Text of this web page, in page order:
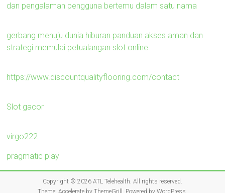
dan pengalaman pengguna bertemu dalam satu nama
gerbang menuju dunia hiburan panduan akses aman dan
strategi memulai petualangan slot online
https://www.discountqualityflooring.com/contact
Slot gacor
virgo222
pragmatic play
Copyright © 2026 ATL Telehealth . All rights reserved.
Theme: Accelerateby ThemeGrill. Powered by WordPress